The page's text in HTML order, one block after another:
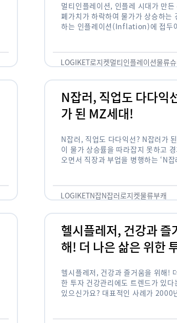
멀티인플레이션, 인플레 시대가 만
폐가치가 하락하여 물가가 상승하는
하는 인플레이션(Inflation)에 접두
링크플레이션, 그리드플레이션 등등
LOGIKET로지켓멀티인플레이션물류
N잡러, 직업도 다다익
가 된 MZ세대!
N잡러, 직업도 다다익선? N잡러가
이 물가 상승률을 따라잡지 못하고
오면서 직장과 부업을 병행하는 ‘N잡
LOGIKETN잡N잡러로지켓물류부캐
헬시플레저, 건강과 즐
해! 더 나은 삶은 위한
헬시플레저, 건강과 즐거움을 위해!
한 투자 건강관리에도 트렌드가 있다
있으신가요? 대표적인 사례가 2000